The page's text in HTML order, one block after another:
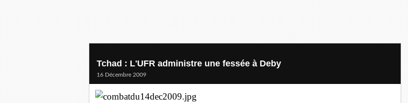
Tchad : L'UFR administre une fessée à Deby
16 Décembre 2009